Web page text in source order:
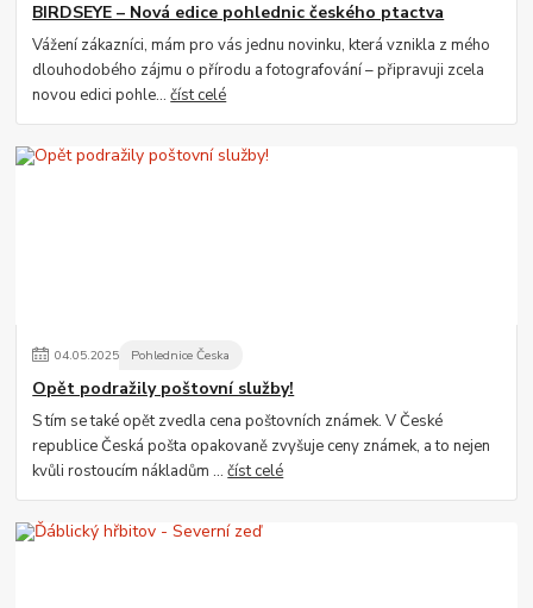
BIRDSEYE – Nová edice pohlednic českého ptactva
Vážení zákazníci, mám pro vás jednu novinku, která vznikla z mého
dlouhodobého zájmu o přírodu a fotografování – připravuji zcela
novou edici pohle...číst celé
04.05.2025 Pohlednice Česka
Opět podražily poštovní služby!
S tím se také opět zvedla cena poštovních známek. V České
republice Česká pošta opakovaně zvyšuje ceny známek, a to nejen
kvůli rostoucím nákladům ...číst celé